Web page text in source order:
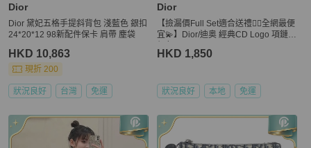
Dior
Dior 黛妃五格手提斜背包 淺藍色 銀扣
24*20*12 98新配件保卡 肩帶 塵袋
HKD 10,863
現折 200
狀況良好 台灣 免運
Dior
【撿漏價Full Set適合送禮👍🏻全網最便
宜💫】Dior/迪奥 經典CD Logo 項鏈
HKD 1,850
狀況良好 本地 免運